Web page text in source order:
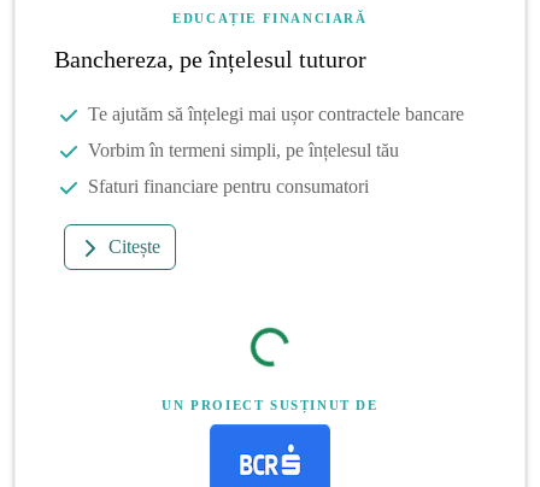
EDUCAȚIE FINANCIARĂ
Banchereza, pe înțelesul tuturor
Te ajutăm să înțelegi mai ușor contractele bancare
Vorbim în termeni simpli, pe înțelesul tău
Sfaturi financiare pentru consumatori
Citește
UN PROIECT SUSȚINUT DE